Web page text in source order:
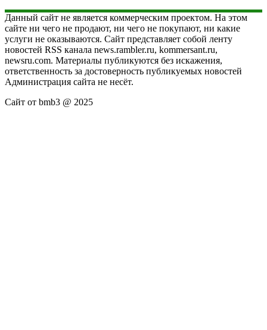
Данный сайт не является коммерческим проектом. На этом
сайте ни чего не продают, ни чего не покупают, ни какие
услуги не оказываются. Сайт представляет собой ленту
новостей RSS канала news.rambler.ru, kommersant.ru,
newsru.com. Материалы публикуются без искажения,
ответственность за достоверность публикуемых новостей
Администрация сайта не несёт.
Сайт от bmb3 @ 2025